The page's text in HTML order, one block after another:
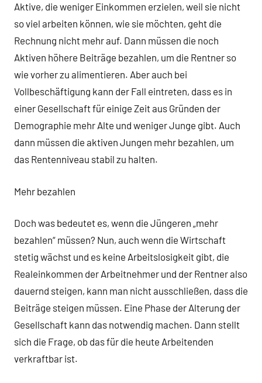
Aktive, die weniger Einkommen erzielen, weil sie nicht
so viel arbeiten können, wie sie möchten, geht die
Rechnung nicht mehr auf. Dann müssen die noch
Aktiven höhere Beiträge bezahlen, um die Rentner so
wie vorher zu alimentieren. Aber auch bei
Vollbeschäftigung kann der Fall eintreten, dass es in
einer Gesellschaft für einige Zeit aus Gründen der
Demographie mehr Alte und weniger Junge gibt. Auch
dann müssen die aktiven Jungen mehr bezahlen, um
das Rentenniveau stabil zu halten.
Mehr bezahlen
Doch was bedeutet es, wenn die Jüngeren „mehr
bezahlen“ müssen? Nun, auch wenn die Wirtschaft
stetig wächst und es keine Arbeitslosigkeit gibt, die
Realeinkommen der Arbeitnehmer und der Rentner also
dauernd steigen, kann man nicht ausschließen, dass die
Beiträge steigen müssen. Eine Phase der Alterung der
Gesellschaft kann das notwendig machen. Dann stellt
sich die Frage, ob das für die heute Arbeitenden
verkraftbar ist.